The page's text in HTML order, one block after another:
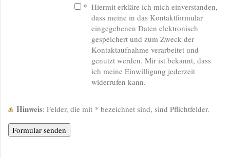
* Hiermit erkläre ich mich einverstanden,
dass meine in das Kontaktformular
eingegebenen Daten elektronisch
gespeichert und zum Zweck der
Kontaktaufnahme verarbeitet und
genutzt werden. Mir ist bekannt, dass
ich meine Einwilligung jederzeit
widerrufen kann.
Hinweis : Felder, die mit * bezeichnet sind, sind Pflichtfelder.